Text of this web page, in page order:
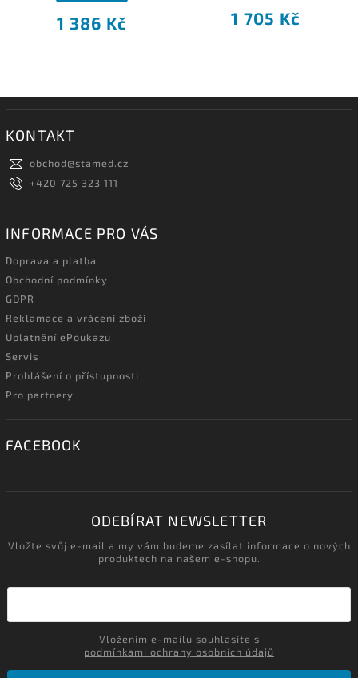
1 386 Kč 1 705 Kč
KONTAKT
obchod@stamed.cz
+420 725 323 111
INFORMACE PRO VÁS
Doprava a platba
Obchodní podmínky
GDPR
Reklamace a vrácení zboží
Uplatnění ePoukazu
Servis
Prohlášení o přístupnosti
Pro partnery
FACEBOOK
ODEBÍRAT NEWSLETTER
Vložte svůj e-mail a my vám budeme zasílat informace o nových
produktech na našem e-shopu.
podmínkami ochrany osobních údajů